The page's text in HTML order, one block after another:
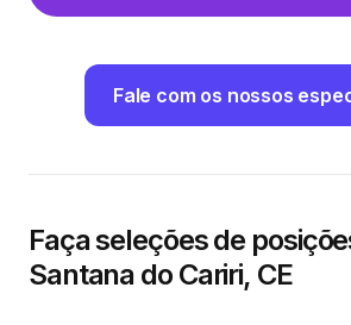
Fale com os nossos
Faça seleções de
Santana do Cariri, CE